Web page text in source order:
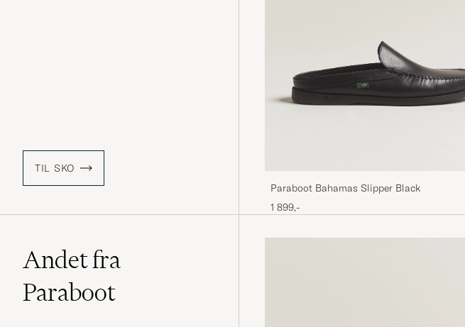
TIL SKO
Paraboot Bahamas Slipper Black
1 899,-
Andet fra
Paraboot